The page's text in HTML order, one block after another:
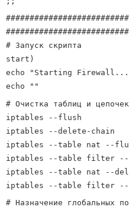
# Запуск скрипта
start)
echo "Starting
echo ""
# Очистка таблиц и цепочек
iptables --flush
iptables --delete-chain
iptables --table nat --
iptables --table filter --
iptables --table nat --
iptables --table filter --
# Назначение глобальных